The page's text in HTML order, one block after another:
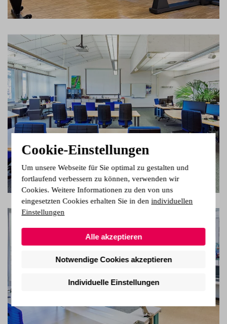
Cookie-Einstellungen
Um unsere Webseite für Sie optimal zu gestalten und
fortlaufend verbessern zu können, verwenden wir
Cookies. Weitere Informationen zu den von uns
eingesetzten Cookies erhalten Sie in denindividuellen
Einstellungen
Alle akzeptieren
Notwendige Cookies akzeptieren
Individuelle Einstellungen